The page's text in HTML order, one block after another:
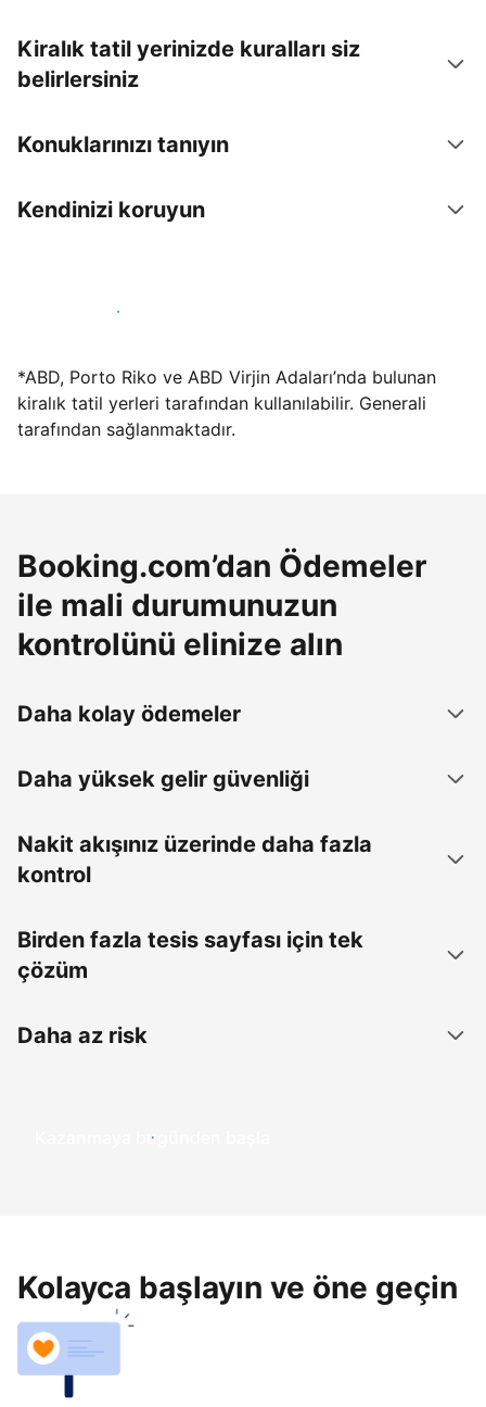
Kiralık tatil yerinizde kuralları siz
belirlersiniz
Konuklarınızı tanıyın
Kendinizi koruyun
Hemen tesis yayınla
*ABD, Porto Riko ve ABD Virjin Adaları’nda bulunan
kiralık tatil yerleri tarafından kullanılabilir. Generali
tarafından sağlanmaktadır.
Booking.com’dan Ödemeler
ile mali durumunuzun
kontrolünü elinize alın
Daha kolay ödemeler
Daha yüksek gelir güvenliği
Nakit akışınız üzerinde daha fazla
kontrol
Birden fazla tesis sayfası için tek
çözüm
Daha az risk
Kazanmaya bugünden başla
Kolayca başlayın ve öne geçin